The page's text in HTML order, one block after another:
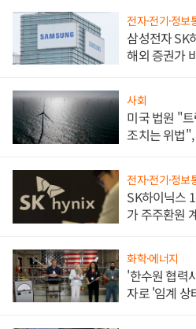
전자·전기·정보
삼성전자 SK
해외 증권가
사회
미국 법원 "
조치는 위법
전자·전기·정보
SK하이닉스
가 주주환원
화학·에너지
'한수원 협력
자로 '임계 상